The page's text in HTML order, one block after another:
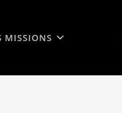
MISSIONS